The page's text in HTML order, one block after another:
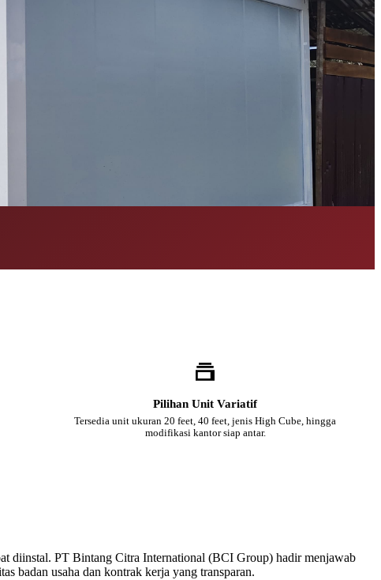
Pilihan Unit Variatif
Tersedia unit ukuran 20 feet, 40 feet, jenis High Cube, hingga
modifikasi kantor siap antar.
diinstal. PT Bintang Citra International (BCI Group) hadir menjawab
badan usaha dan kontrak kerja yang transparan.